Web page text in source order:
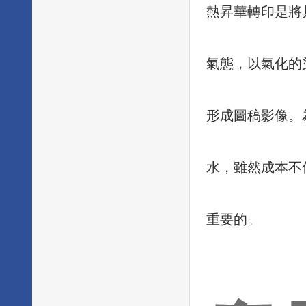
熱昇華轉印是
氣態，以氣化
形成圖稿影像
水，雖然成本
重要的。